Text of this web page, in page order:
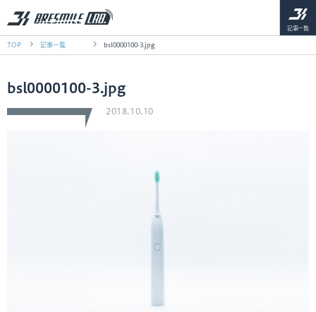
記事一覧
TOP 記事一覧 bsl0000100-3.jpg
bsl0000100-3.jpg
2018.10.10